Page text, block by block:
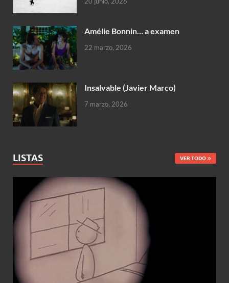
Amélie Bonnin… a examen
22 marzo, 2026
Insalvable (Javier Marco)
7 marzo, 2026
LISTAS VER TODO